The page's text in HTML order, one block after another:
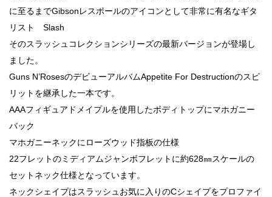
に至るまでGibsonレスポールのアイコンとして非常に有名なギタ
リスト Slash
そのスラッシュコレクションシリーズの最新バージョンが登場し
ました。
Guns N’RosesのデビューアルバムAppetite For Destructionのスピ
リットを継承した一本です。
AAAフィギュアドメイプルを使用したボディトップにマホガニー
バック
マホガニーネックにローズウッド指板の仕様
22フレットのミディアムジャンボフレットに約628㎜スケールの
セットネック仕様となっています。
ネックシェイプはスラッシュお気に入りのCシェイプをプロファイ